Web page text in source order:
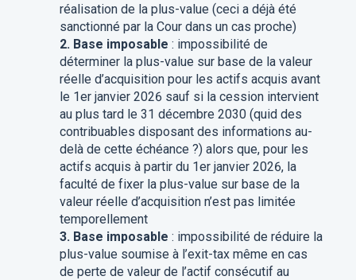
réalisation de la plus-value (ceci a déjà été
sanctionné par la Cour dans un cas proche)
2. Base imposable : impossibilité de
déterminer la plus-value sur base de la valeur
réelle d’acquisition pour les actifs acquis avant
le 1er janvier 2026 sauf si la cession intervient
au plus tard le 31 décembre 2030 (quid des
contribuables disposant des informations au-
delà de cette échéance ?) alors que, pour les
actifs acquis à partir du 1er janvier 2026, la
faculté de fixer la plus-value sur base de la
valeur réelle d’acquisition n’est pas limitée
temporellement
3. Base imposable : impossibilité de réduire la
plus-value soumise à l’exit-tax même en cas
de perte de valeur de l’actif consécutif au